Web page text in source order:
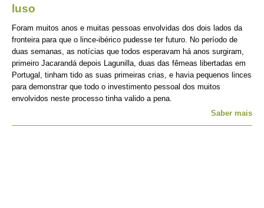
luso
Foram muitos anos e muitas pessoas envolvidas dos dois lados da
fronteira para que o lince-ibérico pudesse ter futuro. No período de
duas semanas, as notícias que todos esperavam há anos surgiram,
primeiro Jacarandá depois Lagunilla, duas das fêmeas libertadas em
Portugal, tinham tido as suas primeiras crias, e havia pequenos linces
para demonstrar que todo o investimento pessoal dos muitos
envolvidos neste processo tinha valido a pena.
Saber mais